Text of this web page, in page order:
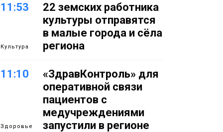
11:53
Культура
22 земских работника
культуры отправятся
в малые города и сёла
региона
11:10
Здоровье
«ЗдравКонтроль» для
оперативной связи
пациентов с
медучреждениями
запустили в регионе